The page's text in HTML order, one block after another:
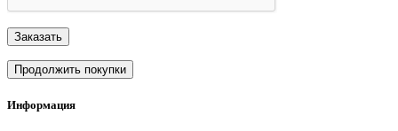
Заказать
Продолжить покупки
Информация